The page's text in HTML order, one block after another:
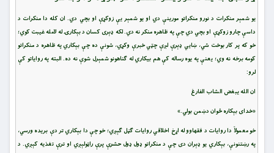
یو شمېر منکرات د نورو منکراتو مورینې دي او یو شمېر یې زوکړې او بچي دي. ان کله دا منکرات د
داسې چارو زوکړې او بچي دي چې په ظاهره منکر نه دي. لکه ډېری کسان د بېکارۍ له لامله غیبت کوي؛
خو که پر کار بوخت شي، ښایي ډېرې لږې چټي خبرې وکړي، شونې ده چې بېکاري په ظاهره د منکراتو
کومه برخه نه وي؛ یعنې په یوه رساله کې هم بیکاري له ګناهونو شمېرل شوې نه ده. البته په روایاتو کې
لرو:
ان الله يبغض الشاب الفارغ‏
«خدای بېکاره ځوان دښمن بولي.»
خو معمولاً دا روایات د فقهاوو له اړخ اخلاقي روایات ګڼل ګېږي؛ خو چې دا بېکاري تر دې بریده ورسي،
په رښتنونې، بېکاري یو ډېران دی چې د منکراتو ډول ډول حشرې پرې راټولېږي او ترې تغذیه کېږي. د